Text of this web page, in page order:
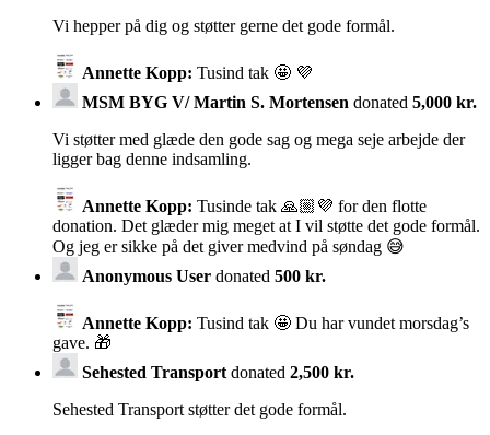
Vi hepper på dig og støtter gerne det gode formål.
Annette Kopp: Tusind tak 🤩 💜
MSM BYG V/ Martin S. Mortensen donated 5,000 kr.
Vi støtter med glæde den gode sag og mega seje arbejde der
ligger bag denne indsamling.
Annette Kopp: Tusinde tak 🙏🏼💜 for den flotte
donation. Det glæder mig meget at I vil støtte det gode formål.
Og jeg er sikke på det giver medvind på søndag 😅
Anonymous User donated 500 kr.
Annette Kopp: Tusind tak 🤩 Du har vundet morsdag’s
gave. 🎁
Sehested Transport donated 2,500 kr.
Sehested Transport støtter det gode formål.